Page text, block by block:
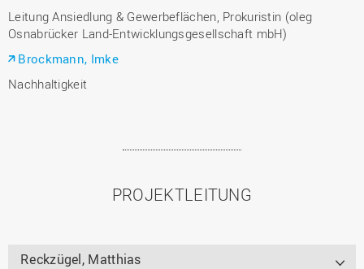
Leitung Ansiedlung & Gewerbeflächen, Prokuristin (oleg
Osnabrücker Land-Entwicklungsgesellschaft mbH)
Brockmann, Imke
Nachhaltigkeit
PROJEKTLEITUNG
Reckzügel, Matthias